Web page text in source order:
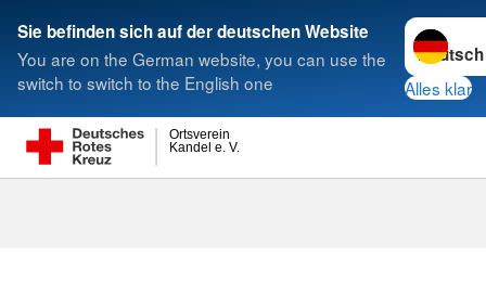
Sie befinden sich auf der deutschen Website
You are on the German website, you can use the
switch to switch to the English one
Sprache
Alles klar
Kandel e. V.
Ortsverein
Suche